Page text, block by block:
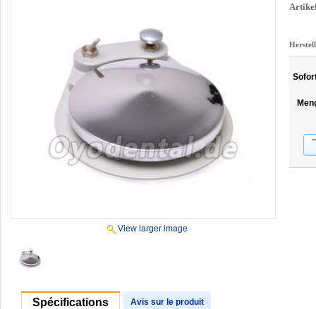
View larger image
Spécifications Avis sur le produit